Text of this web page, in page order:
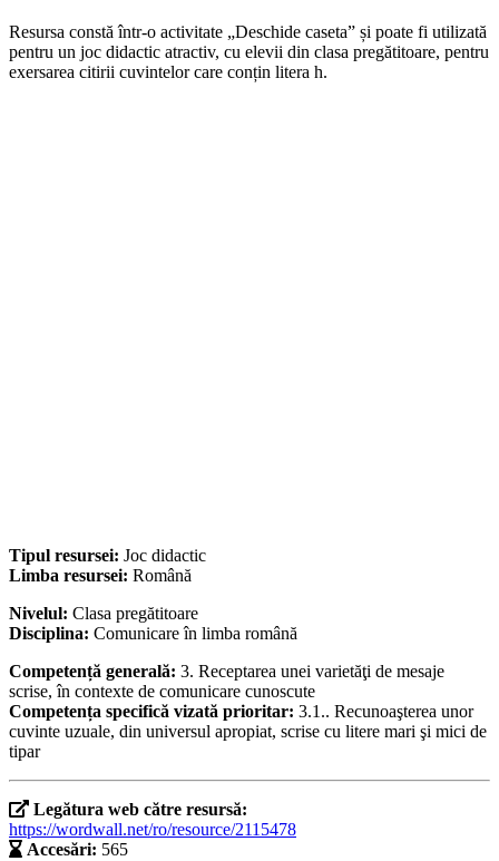
Resursa constă într-o activitate „Deschide caseta” și poate fi utilizată
pentru un joc didactic atractiv, cu elevii din clasa pregătitoare, pentru
exersarea citirii cuvintelor care conțin litera h.
Tipul resursei: Joc didactic
Limba resursei: Română
Nivelul: Clasa pregătitoare
Disciplina: Comunicare în limba română
Competență generală: 3. Receptarea unei varietăţi de mesaje
scrise, în contexte de comunicare cunoscute
Competența specifică vizată prioritar: 3.1.. Recunoaşterea unor
cuvinte uzuale, din universul apropiat, scrise cu litere mari şi mici de
tipar
Legătura web către resursă:
https://wordwall.net/ro/resource/2115478
Accesări: 565